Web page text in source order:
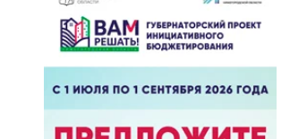
Стоянку транспорта ограничат на улице
Красносельской с конца августа
18:37
Волонтеры обнаружили заброшенный
дом, в котором живет около 20 собак и
щенков